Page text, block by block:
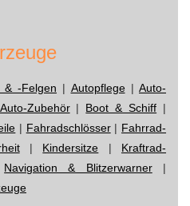
& -Felgen | Autopflege| Auto-
Auto-Zubehör| Boot & Schiff |
| Fahradschlösser| Fahrrad-
| Kindersitze | Kraftrad-
Navigation & Blitzerwarner|